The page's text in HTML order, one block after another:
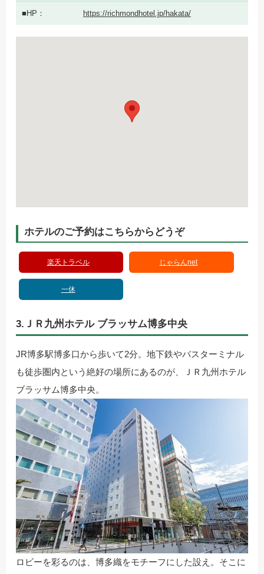
HP https://richmondhotel.jp/hakata/
ホテルのご予約はこちらからどうぞ
楽天トラベル じゃらんnet
一休
3.ＪＲ九州ホテル ブラッサム博多中央
JR博多駅博多口から歩いて2分。地下鉄やバスターミナル
も徒歩圏内という絶好の場所にあるのが、ＪＲ九州ホテル
ブラッサム博多中央。
ロビーを彩るのは、博多織をモチーフにした設え。そこに